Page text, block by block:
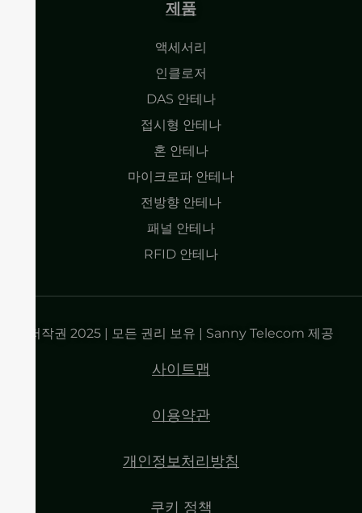
제품
액세서리
인클로저
DAS 안테나
접시형 안테나
혼 안테나
마이크로파 안테나
전방향 안테나
패널 안테나
RFID 안테나
저작권 2025 | 모든 권리 보유 | Sanny Telecom 제공
사이트맵
이용약관
개인정보처리방침
쿠키 정책